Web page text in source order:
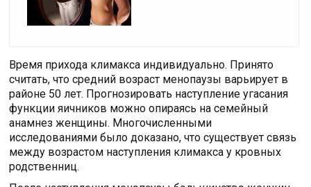
Время прихода климакса индивидуально. Принято
считать, что средний возраст менопаузы варьирует в
районе 50 лет. Прогнозировать наступление угасания
функции яичников можно опираясь на семейный
анамнез женщины. Многочисленными
исследованиями было доказано, что существует связь
между возрастом наступления климакса у кровных
родственниц.